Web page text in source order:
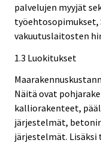
palvelujen myyjät
työehtosopimukset,
vakuutuslaitosten
1.3 Luokitukset
Näitä ovat
kalliorakenteet,
järjestelmät,
järjestelmät. Lisäksi